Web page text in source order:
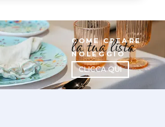
COME CREARE
la tua lista
NOLEGGIO
CLICCA QUI